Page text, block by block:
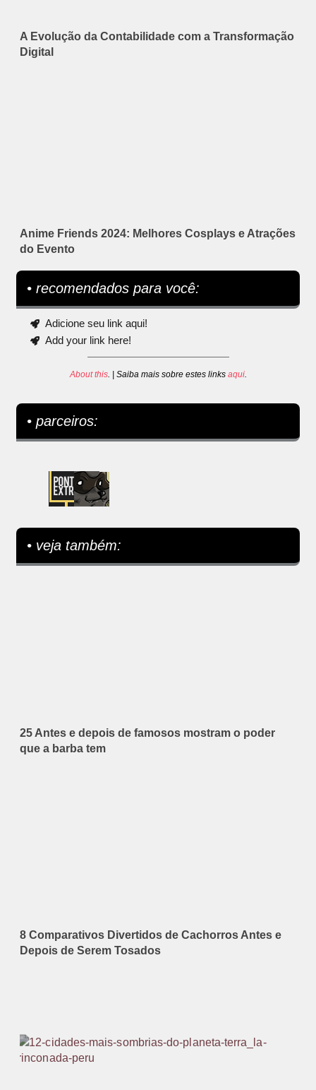
A Evolução da Contabilidade com a Transformação
Digital
Anime Friends 2024: Melhores Cosplays e Atrações
do Evento
• recomendados para você:
Adicione seu link aqui!
Add your link here!
About this. | Saiba mais sobre estes links aqui.
• parceiros:
• veja também:
25 Antes e depois de famosos mostram o poder
que a barba tem
8 Comparativos Divertidos de Cachorros Antes e
Depois de Serem Tosados